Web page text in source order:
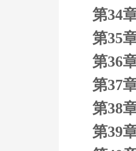
第34
第35
第36
第37
第38
第39